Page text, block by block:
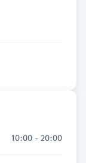
10:00 - 20:00